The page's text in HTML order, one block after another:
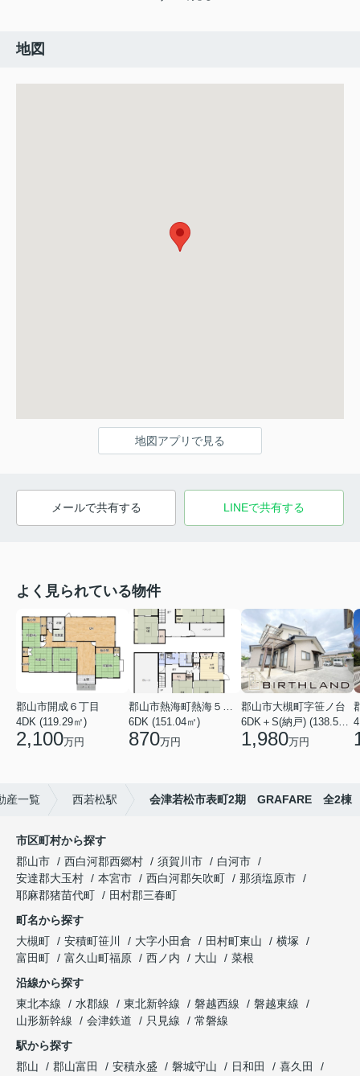
地図
地図アプリで見る
メールで共有する LINEで共有する
よく見られている物件
郡山市開成６丁目
4DK (119.29㎡)
2,100万円
郡山市熱海町熱海５丁目
6DK (151.04㎡)
870万円
郡山市大槻町字笹ノ台
6DK＋S(納戸) (138.55㎡)
1,980万円
産一覧 西若松駅 会津若松市表町2期 GRAFARE 全2棟
市区町村から探す
郡山市
西白河郡西郷村 須賀川市
白河市
安達郡大玉村
本宮市 西白河郡矢吹町
那須塩原市
耶麻郡猪苗代町
田村郡三春町
町名から探す
大槻町
安積町笹川 大字小田倉 田村町東山
横塚
富田町
富久山町福原 西ノ内 大山
菜根
沿線から探す
東北本線
水郡線 東北新幹線 磐越西線
磐越東線
山形新幹線
会津鉄道 只見線
常磐線
駅から探す
郡山
郡山富田 安積永盛 磐城守山 日和田
喜久田